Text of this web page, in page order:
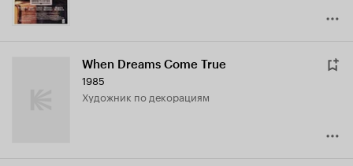
When Dreams Come True
1985
Художник по декорациям